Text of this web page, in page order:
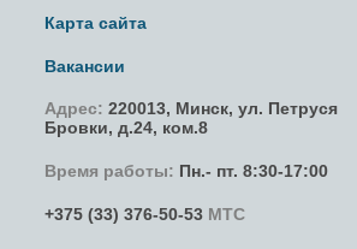
Карта сайта
Вакансии
Адрес: 220013, Минск, ул. Петруся
Бровки, д.24, ком.8
Время работы: Пн.- пт. 8:30-17:00
+375 (33) 376-50-53 МТС